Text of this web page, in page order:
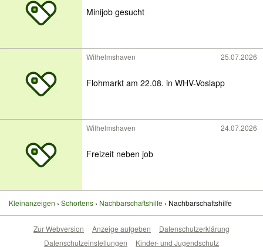
Minijob gesucht
Wilhelmshaven 25.07.2026
Flohmarkt am 22.08. in WHV-Voslapp
Wilhelmshaven 24.07.2026
Freizeit neben job
Kleinanzeigen Schortens Nachbarschaftshilfe Nachbarschaftshilfe
Zur Webversion Anzeige aufgeben
Datenschutzerklärung
Datenschutzeinstellungen
Kinder- und Jugendschutz